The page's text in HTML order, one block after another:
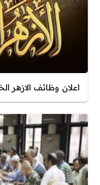
اعلان وظائف الازهر